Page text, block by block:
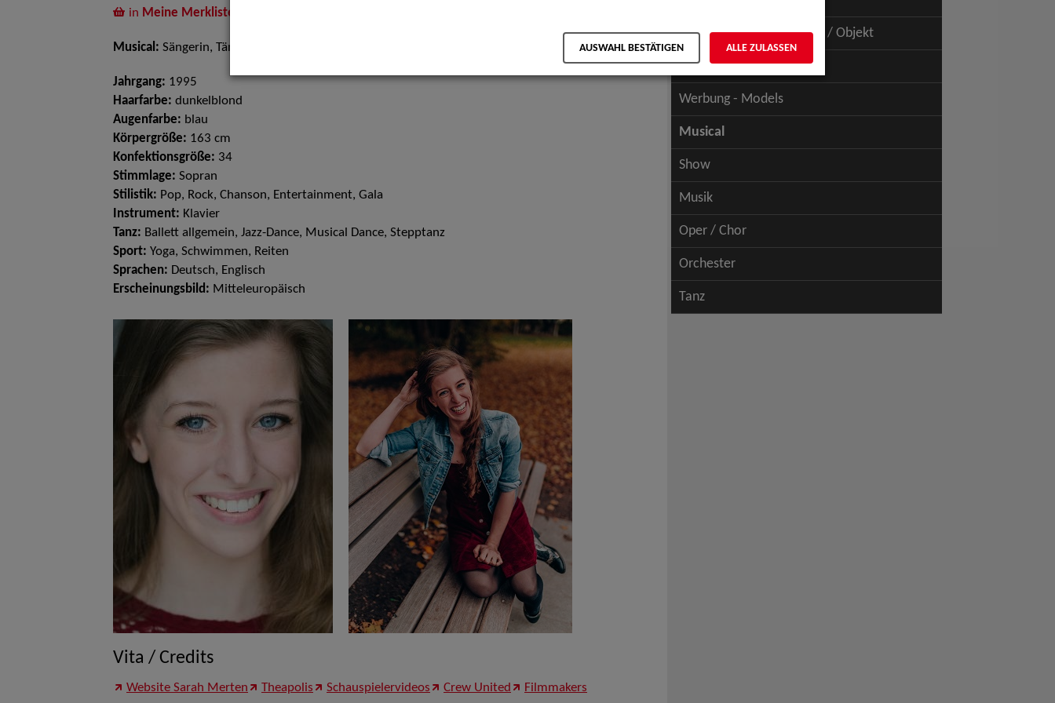
in Meine Merkliste
Musical: Sängerin, Tänzerin
Jahrgang: 1995
Haarfarbe: dunkelblond
Augenfarbe: blau
Körpergröße: 163 cm
Konfektionsgröße: 34
Stimmlage: Sopran
Stilistik: Pop, Rock, Chanson, Entertainment, Gala
Instrument: Klavier
Tanz: Ballett allgemein, Jazz-Dance, Musical Dance, Stepptanz
Sport: Yoga, Schwimmen, Reiten
Sprachen: Deutsch, Englisch
Erscheinungsbild: Mitteleuropäisch
Vita / Credits
Website Sarah Merten Theapolis Schauspielervideos Crew United Filmmakers
Schauspiel - Figur / Puppe / Objekt
Werbung - Talents
Werbung - Models
Musical
Show
Musik
Oper / Chor
Orchester
Tanz
AUSWAHL BESTÄTIGEN ALLE ZULASSEN